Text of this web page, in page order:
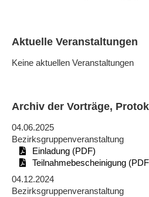
Aktuelle Veranstaltungen
Keine aktuellen Veranstaltungen
Archiv der Vorträge,
04.06.2025
Bezirksgruppenveranstaltung
Einladung (PDF)
Teilnahmebescheinigung
04.12.2024
Bezirksgruppenveranstaltung